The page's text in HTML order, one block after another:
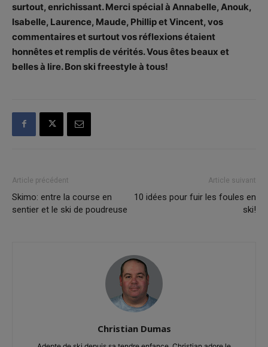
surtout, enrichissant. Merci spécial à Annabelle, Anouk,
Isabelle, Laurence, Maude, Phillip et Vincent, vos
commentaires et surtout vos réflexions étaient
honnêtes et remplis de vérités. Vous êtes beaux et
belles à lire. Bon ski freestyle à tous!
Article précédent
Skimo: entre la course en
sentier et le ski de poudreuse
Article suivant
10 idées pour fuir les foules en
ski!
Christian Dumas